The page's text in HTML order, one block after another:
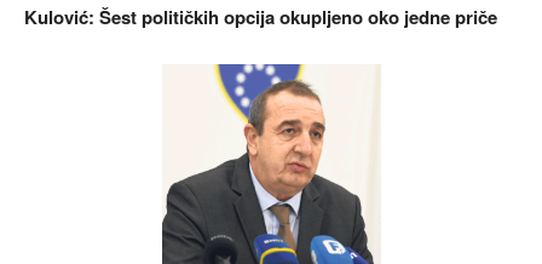
Kulović: Šest političkih opcija okupljeno oko jedne priče